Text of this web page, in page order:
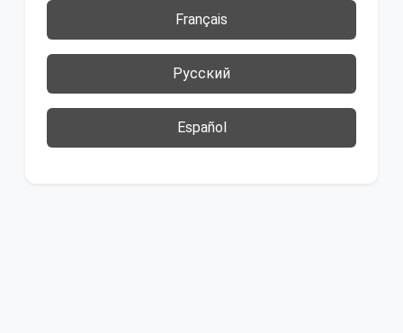
Français
Русский
Español